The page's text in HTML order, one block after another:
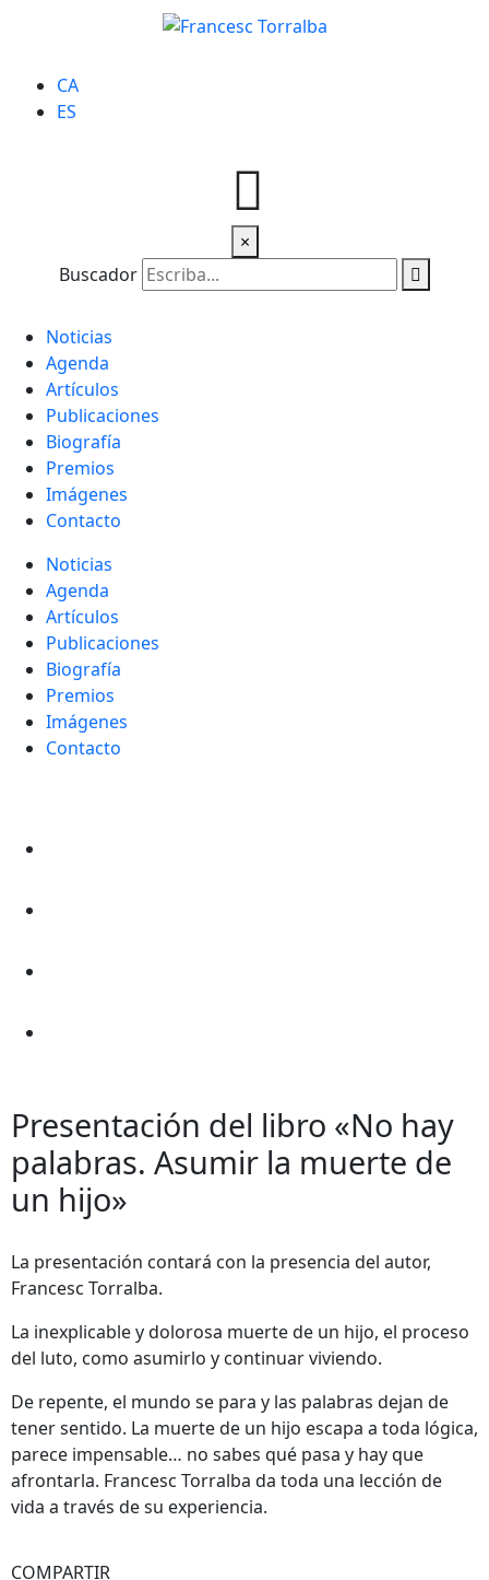
CA
ES
×
Buscador
Noticias
Agenda
Artículos
Publicaciones
Biografía
Premios
Imágenes
Contacto
Noticias
Agenda
Artículos
Publicaciones
Biografía
Premios
Imágenes
Contacto
Presentación del libro «No hay
palabras. Asumir la muerte de
un hijo»
La presentación contará con la presencia del autor,
Francesc Torralba.
La inexplicable y dolorosa muerte de un hijo, el proceso
del luto, como asumirlo y continuar viviendo.
De repente, el mundo se para y las palabras dejan de
tener sentido. La muerte de un hijo escapa a toda lógica,
parece impensable… no sabes qué pasa y hay que
afrontarla. Francesc Torralba da toda una lección de
vida a través de su experiencia.
COMPARTIR